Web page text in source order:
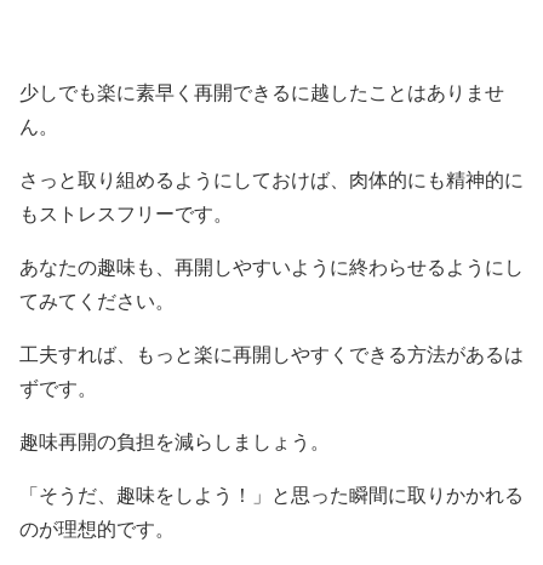
少しでも楽に素早く再開できるに越したことはありませ
ん。
さっと取り組めるようにしておけば、肉体的にも精神的に
もストレスフリーです。
あなたの趣味も、再開しやすいように終わらせるようにし
てみてください。
工夫すれば、もっと楽に再開しやすくできる方法があるは
ずです。
趣味再開の負担を減らしましょう。
「そうだ、趣味をしよう！」と思った瞬間に取りかかれる
のが理想的です。